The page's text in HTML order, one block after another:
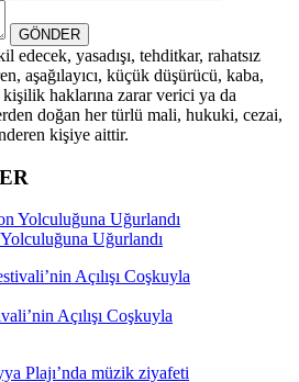
GÖNDER
edecek, yasadışı, tehditkar, rahatsız
aşağılayıcı, küçük düşürücü, kaba,
haklarına zarar verici ya da
doğan her türlü mali, hukuki, cezai,
kişiye aittir.
Uğurlandı
Açılışı Coşkuyla